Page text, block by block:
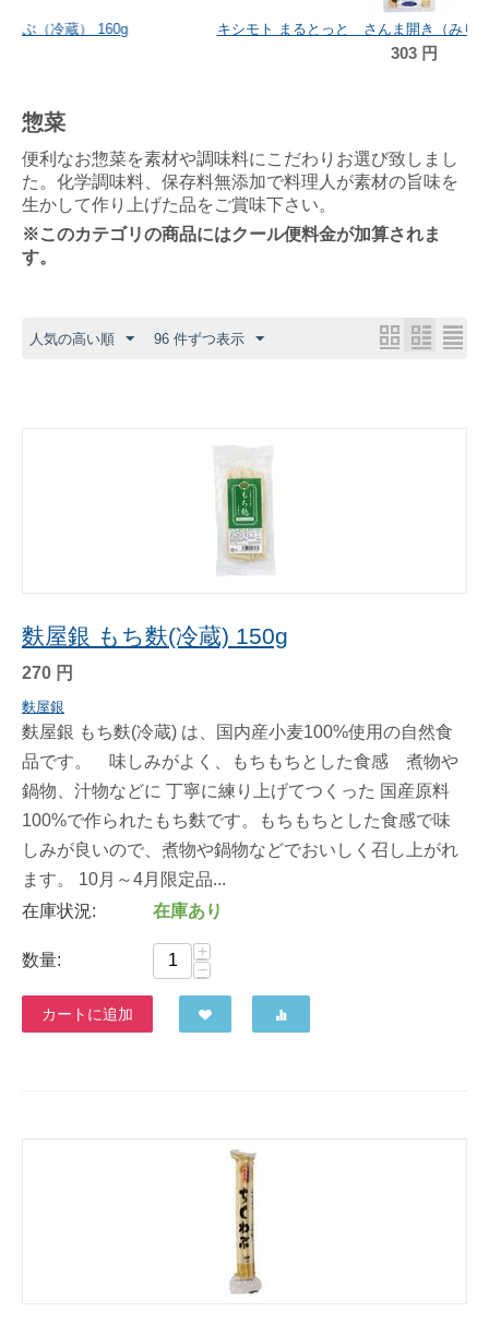
麩屋銀 京なま麩(プレーン・よもぎ)(冷蔵) 100g(50g×2個)
惣菜
便利なお惣菜を素材や調味料にこだわりお選び致しまし
た。化学調味料、保存料無添加で料理人が素材の旨味を
生かして作り上げた品をご賞味下さい。
※このカテゴリの商品にはクール便料金が加算されま
す。
人気の高い順 96 件ずつ表示
麩屋銀 もち麩(冷蔵) 150g
270 円
麩屋銀
麩屋銀 もち麩(冷蔵) は、国内産小麦100%使用の自然食
品です。 味しみがよく、もちもちとした食感 煮物や
鍋物、汁物などに 丁寧に練り上げてつくった 国産原料
100%で作られたもち麩です。もちもちとした食感で味
しみが良いので、煮物や鍋物などでおいしく召し上がれ
ます。 10月～4月限定品...
在庫状況:
在庫あり
数量:
+
−
カートに追加